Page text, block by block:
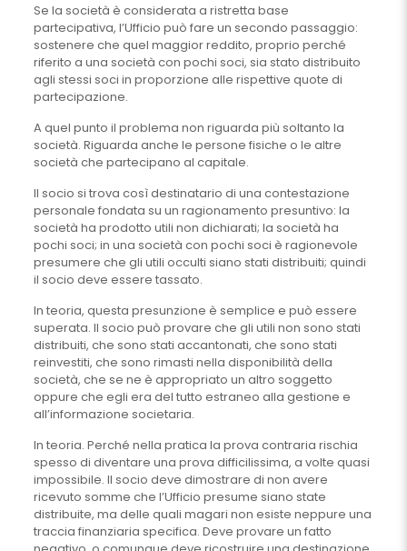
Se la società è considerata a ristretta base
partecipativa, l’Ufficio può fare un secondo passaggio:
sostenere che quel maggior reddito, proprio perché
riferito a una società con pochi soci, sia stato distribuito
agli stessi soci in proporzione alle rispettive quote di
partecipazione.
A quel punto il problema non riguarda più soltanto la
società. Riguarda anche le persone fisiche o le altre
società che partecipano al capitale.
Il socio si trova così destinatario di una contestazione
personale fondata su un ragionamento presuntivo: la
società ha prodotto utili non dichiarati; la società ha
pochi soci; in una società con pochi soci è ragionevole
presumere che gli utili occulti siano stati distribuiti; quindi
il socio deve essere tassato.
In teoria, questa presunzione è semplice e può essere
superata. Il socio può provare che gli utili non sono stati
distribuiti, che sono stati accantonati, che sono stati
reinvestiti, che sono rimasti nella disponibilità della
società, che se ne è appropriato un altro soggetto
oppure che egli era del tutto estraneo alla gestione e
all’informazione societaria.
In teoria. Perché nella pratica la prova contraria rischia
spesso di diventare una prova difficilissima, a volte quasi
impossibile. Il socio deve dimostrare di non avere
ricevuto somme che l’Ufficio presume siano state
distribuite, ma delle quali magari non esiste neppure una
traccia finanziaria specifica. Deve provare un fatto